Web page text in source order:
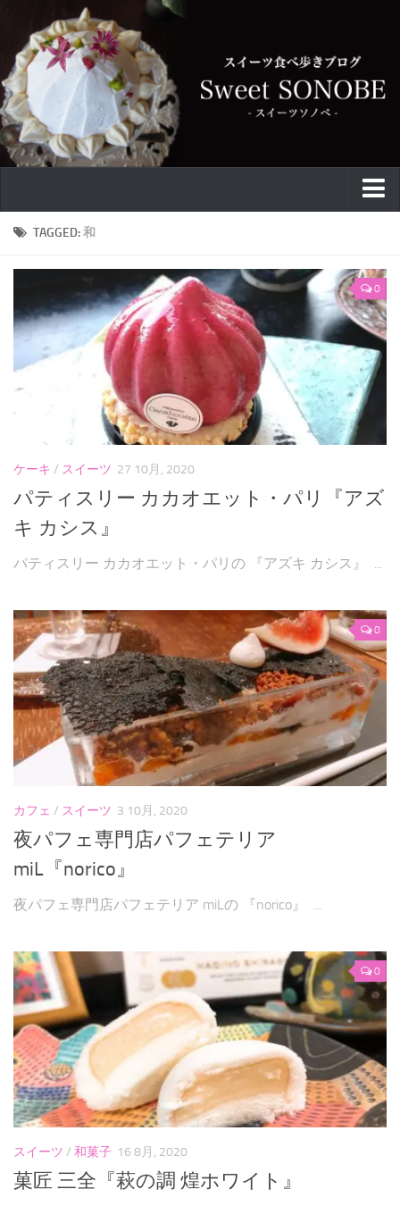
特集
ケーキ
カフェ
バウムクーヘン
パンケーキ
和菓子
自作
お問い合わせフォーム
TAGGED:和
0
ケーキ / スイーツ 27 10月, 2020
パティスリー カカオエット・パリ『アズ
キ カシス』
パティスリー カカオエット・パリの 『アズキ カシス』 ...
0
カフェ / スイーツ 3 10月, 2020
夜パフェ専門店パフェテリア
miL『norico』
夜パフェ専門店パフェテリア miLの 『norico』 ...
0
スイーツ / 和菓子 16 8月, 2020
菓匠 三全『萩の調 煌ホワイト』